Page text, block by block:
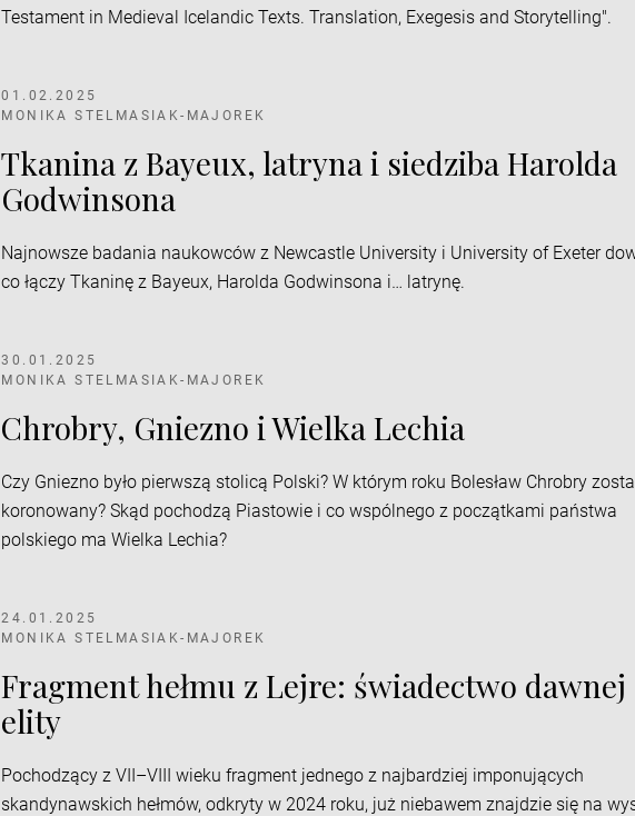
Testament in Medieval Icelandic Texts. Translation, Exegesis and Storytelling".
01.02.2025
MONIKA STELMASIAK-MAJOREK
Tkanina z Bayeux, latryna i siedziba Harolda
Godwinsona
Najnowsze badania naukowców z Newcastle University i University of Exeter
co łączy Tkaninę z Bayeux, Harolda Godwinsona i… latrynę.
30.01.2025
MONIKA STELMASIAK-MAJOREK
Chrobry, Gniezno i Wielka Lechia
Czy Gniezno było pierwszą stolicą Polski? W którym roku Bolesław Chrobry
koronowany? Skąd pochodzą Piastowie i co wspólnego z początkami państwa
polskiego ma Wielka Lechia?
24.01.2025
MONIKA STELMASIAK-MAJOREK
Fragment hełmu z Lejre: świadectwo dawnej
elity
Pochodzący z VII–VIII wieku fragment jednego z najbardziej imponujących
skandynawskich hełmów, odkryty w 2024 roku, już niebawem znajdzie się na